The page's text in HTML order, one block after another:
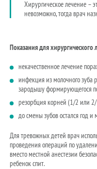
Хирургическое лечение –
невозможно, тогда врач
Показания для хирургического
некачественное лечение
инфекция из молочного зуба
зародышу формирующегося
резорбция корней (1/2 или
до смены зубов остался год и
Для тревожных детей врач
проведения операций по
вместо местной анестезии
ребенок спит.